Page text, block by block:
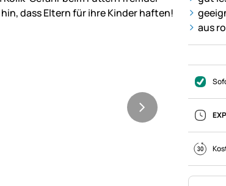
aus